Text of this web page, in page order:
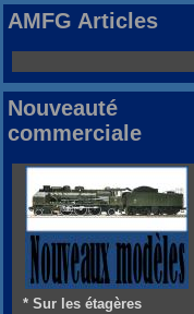
AMFG Articles
Nouveauté
commerciale
* Sur les étagères